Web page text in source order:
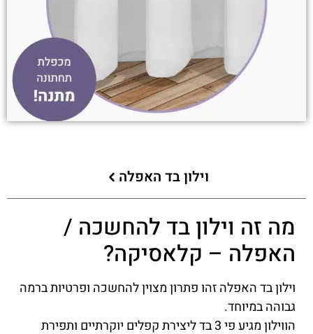
וילון בד האפלה
מה זה וילון בד להחשכה /
האפלה – קלאסיקה?
וילון בד האפלה זהו פתרון מצוין להחשכה ופרטיות ברמה
גבוהה במיוחד.
הווילון מגיע פי 3 בד ליצירת קפלים יוקרתיים ותפירת